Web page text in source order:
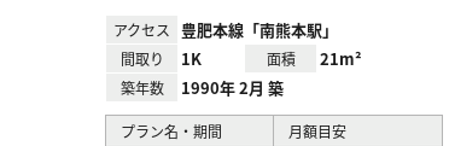
アクセス 豊肥本線「南熊本駅」
間取り 1K 面積 21m²
築年数 1990年 2月 築
プラン名・期間
月額目安